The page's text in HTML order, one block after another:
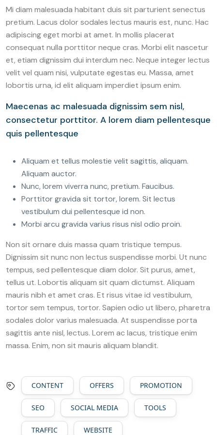
Mi diam malesuada habitant duis sit parturient senectus
pretium. Lacus dolor sodales lectus mauris est, nunc. Hac
adipiscing eget morbi at amet. In mollis placerat
consequat nulla porttitor neque cras. Morbi elit nascetur
et, etiam dignissim dui interdum nec. Neque integer lectus
velit vel quam nisi, vulputate egestas eu. Massa, amet
lobortis urna, id elit aliquam imperdiet ipsum enim.
Maecenas ac malesuada dignissim sem nisl,
consectetur porttitor. A lorem diam pellentesque
quis pellentesque
Aliquam et tellus molestie velit sagittis, aliquam.
Aliquam auctor.
Nunc, lorem viverra nunc, pretium. Faucibus.
Porttitor gravida sit tortor, lorem. Sit lectus
vestibulum dui pellentesque id non.
Morbi arcu gravida varius risus nisl odio proin.
Non sit ornare duis massa quam tristique tempus.
Dignissim sit nunc non lectus suspendisse morbi. Ut nunc
tempus, sed pellentesque diam dolor. Sit purus, amet,
tellus ut. Lobortis aliquam sit quam dictumst. Aliquam
mauris nibh et amet cras. Et risus vitae id vestibulum,
tortor sem tempus, tortor. Sapien odio ut libero, pharetra
sodales dolor varius malesuada. At suspendisse porta
sagittis ante nisl, lectus. Lorem ac lacus, tristique enim
massa. Enim, non sit mauris aliquam blandit.
CONTENT OFFERS PROMOTION
SEO SOCIAL MEDIA TOOLS
TRAFFIC WEBSITE